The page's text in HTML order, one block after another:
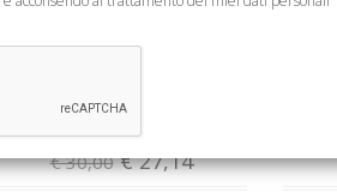
Secret, occulte et...
Agorà & Co. (Lugano)
€ 30,00 € 27,14